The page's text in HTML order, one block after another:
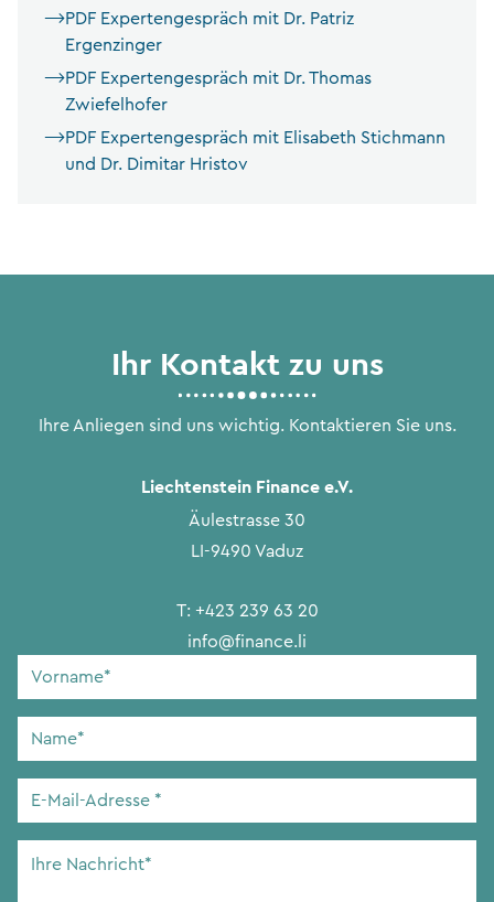
PDF Expertengespräch mit Dr. Patriz
Ergenzinger
PDF Expertengespräch mit Dr. Thomas
Zwiefelhofer
PDF Expertengespräch mit Elisabeth Stichmann
und Dr. Dimitar Hristov
Ihr Kontakt zu uns
Ihre Anliegen sind uns wichtig. Kontaktieren Sie uns.
Liechtenstein Finance e.V.
Äulestrasse 30
LI-9490 Vaduz
T: +423 239 63 20
info@finance.li
Vorname
Name
E-
Adresse*